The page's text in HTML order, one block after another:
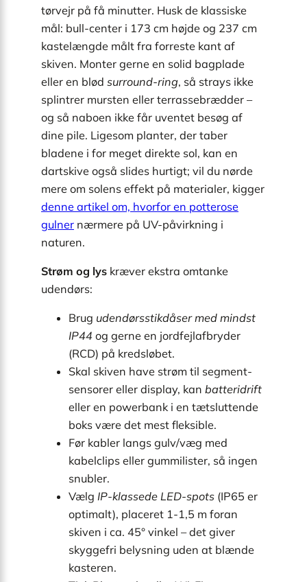
tørvejr på få minutter. Husk de klassiske
mål: bull-center i 173 cm højde og 237 cm
kastelængde målt fra forreste kant af
skiven. Monter gerne en solid bagplade
eller en blød surround-ring, så strays ikke
splintrer mursten eller terrassebrædder –
og så naboen ikke får uventet besøg af
dine pile. Ligesom planter, der taber
bladene i for meget direkte sol, kan en
dartskive også slides hurtigt; vil du nørde
mere om solens effekt på materialer, kigger
denne artikel om, hvorfor en potterose
gulner nærmere på UV-påvirkning i
naturen.
Strøm og lys kræver ekstra omtanke
udendørs:
Brug udendørsstikdåser med mindst
IP44 og gerne en jordfejlafbryder
(RCD) på kredsløbet.
Skal skiven have strøm til segment-
sensorer eller display, kan batteridrift
eller en powerbank i en tætsluttende
boks være det mest fleksible.
Før kabler langs gulv/væg med
kabelclips eller gummilister, så ingen
snubler.
Vælg IP-klassede LED-spots (IP65 er
optimalt), placeret 1-1,5 m foran
skiven i ca. 45° vinkel – det giver
skyggefri belysning uden at blænde
kasteren.